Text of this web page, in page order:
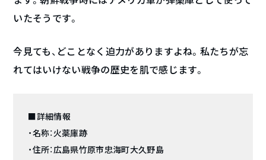
いたそうです。
今見ても、どことなく迫力がありますよね。私たちが忘
れてはいけない戦争の歴史を肌で感じます。
■詳細情報
・名称：火薬庫跡
・住所：広島県竹原市忠海町大久野島